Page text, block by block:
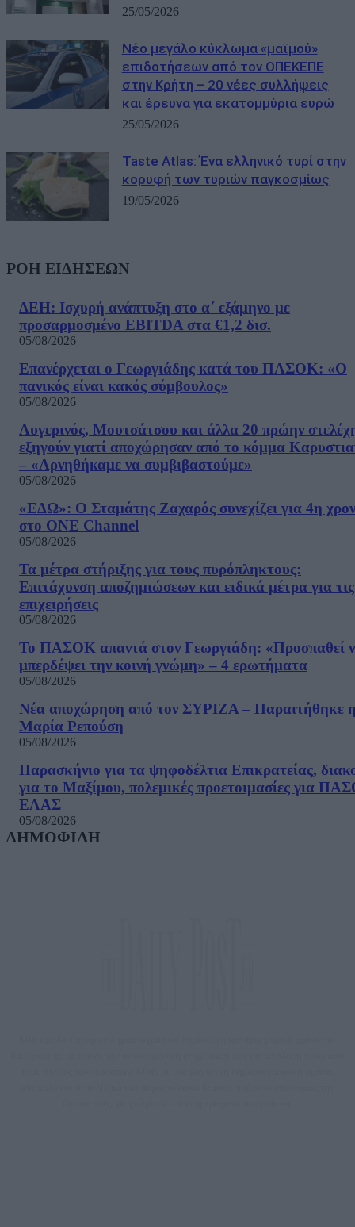
25/05/2026
Νέο μεγάλο κύκλωμα «μαϊμού»
επιδοτήσεων από τον ΟΠΕΚΕΠΕ
στην Κρήτη – 20 νέες συλλήψεις
και έρευνα για εκατομμύρια ευρώ
25/05/2026
Taste Atlas: Ένα ελληνικό τυρί στην
κορυφή των τυριών παγκοσμίως
19/05/2026
ΡΟΗ ΕΙΔΗΣΕΩΝ
ΔΕΗ: Ισχυρή ανάπτυξη στο α΄ εξάμηνο με
προσαρμοσμένο EBITDA στα €1,2 δισ.
05/08/2026
Επανέρχεται ο Γεωργιάδης κατά του ΠΑΣΟΚ: «Ο
πανικός είναι κακός σύμβουλος»
05/08/2026
Αυγερινός, Μουτσάτσου και άλλα 20 πρώην
εξηγούν γιατί αποχώρησαν από το κόμμα
– «Αρνηθήκαμε να συμβιβαστούμε»
05/08/2026
«ΕΔΩ»: Ο Σταμάτης Ζαχαρός συνεχίζει για 4η
στο ONE Channel
05/08/2026
Τα μέτρα στήριξης για τους πυρόπληκτους:
Επιτάχυνση αποζημιώσεων και ειδικά μέτρα για τις
επιχειρήσεις
05/08/2026
Το ΠΑΣΟΚ απαντά στον Γεωργιάδη: «Προσπαθεί
μπερδέψει την κοινή γνώμη» – 4 ερωτήματα
05/08/2026
Νέα αποχώρηση από τον ΣΥΡΙΖΑ – Παραιτήθηκε
Μαρία Ρεπούση
05/08/2026
Παρασκήνιο για τα ψηφοδέλτια Επικρατείας,
για το Μαξίμου, πολεμικές προετοιμασίες για
ΕΛΑΣ
05/08/2026
ΔΗΜΟΦΙΛΗ